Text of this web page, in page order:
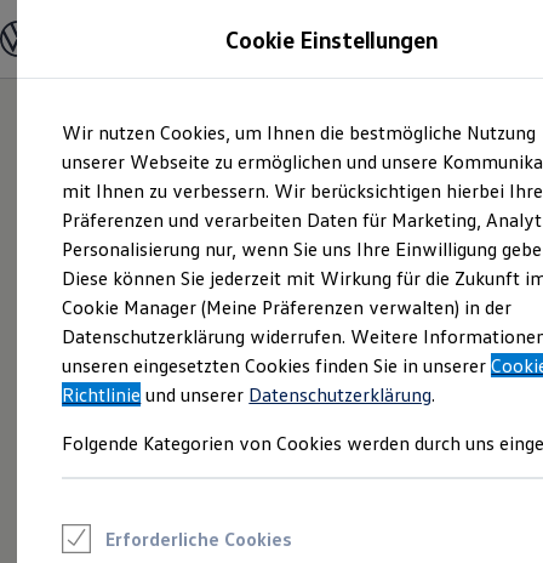
Hauptinhalt
springen
Footer
springen
Modelle und Konfigurator
Modelle vergleichen
Elektroautos
ENERGY Sondermodelle
Nutzfahrzeuge
SUV und CUV
Familienautos
Kombis
Kompaktwagen
Sportwagen
Schnell verfügbare Fahrzeuge
Angebote und Produkte
Aktuelle Angebote
E-Auto-Förderung
Volkswagen Marktplatz
Junge Gebrauchtwagen und Gebrauchtwagen
Saisonangebote
Cookie Einstellungen
Wir nutzen Cookies, um Ihnen die bestmögliche Nutzung
unserer Webseite zu ermöglichen und unsere
mit Ihnen zu verbessern. Wir berücksichtigen hierbei Ihre
Präferenzen und verarbeiten Daten für Marketing,
Personalisierung nur, wenn Sie uns Ihre Einwilligung
Diese können Sie jederzeit mit Wirkung für die Zukunft
Cookie Manager (Meine Präferenzen verwalten) in der
Datenschutzerklärung widerrufen. Weitere
unseren eingesetzten Cookies finden Sie in unserer
Richtlinie und unserer Datenschutzerklärung.
Folgende Kategorien von Cookies werden durch uns
Erforderliche Cookies